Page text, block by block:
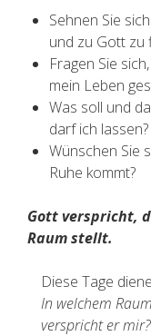
Sehnen Sie
und zu Gott zu
Fragen Sie
mein Leben
Was soll und
darf ich lassen?
Wünschen Sie
Ruhe kommt?
Gott verspricht,
Raum stellt.
Diese Tage
In welchem
verspricht er mir?